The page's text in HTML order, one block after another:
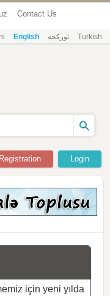
Contact Us
English تورکجه Turkish
Login
Registration
için yeni yılda